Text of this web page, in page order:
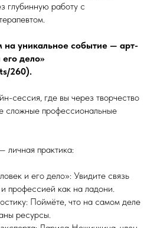
глубинную работу с
на уникальное событие — арт-
дело»
260).
сессия, где вы через творчество
сложные профессиональные
личная практика:
и его дело»: Увидите связь
профессией как на ладони.
Поймёте, что на самом деле
ресурсы.